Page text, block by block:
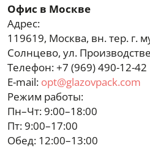
Офис в Москве
Адрес:
119619, Москва, вн. тер. г.
Солнцево, ул.
Телефон:+7 (969) 490-12-42
E-mail: opt@glazovpack.com
Режим работы:
Пн–Чт: 9:00–18:00
Пт: 9:00–17:00
Обед: 12:00–13:00